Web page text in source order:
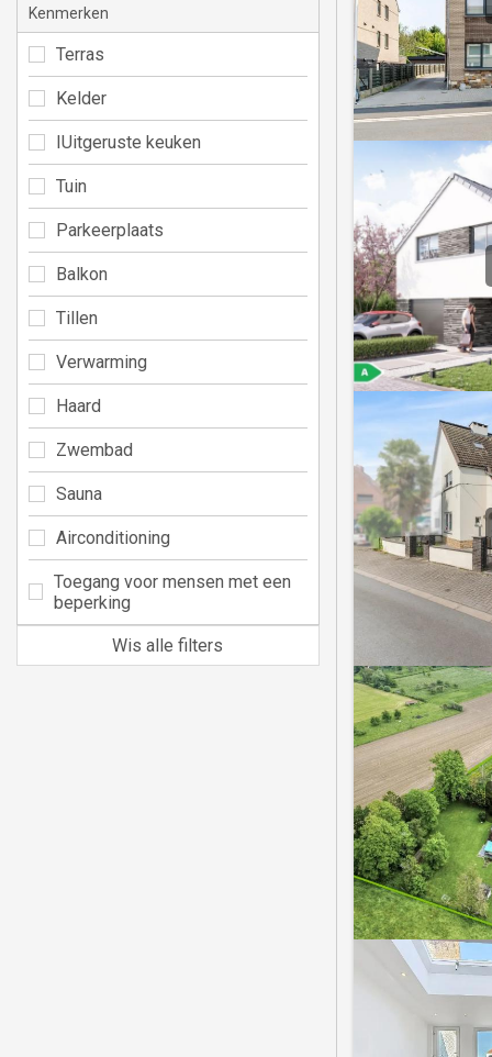
Kenmerken
Terras
Kelder
IUitgeruste keuken
Tuin
Parkeerplaats
Balkon
Tillen
Verwarming
Haard
Zwembad
Sauna
Airconditioning
Toegang voor mensen met een
beperking
Wis alle filters